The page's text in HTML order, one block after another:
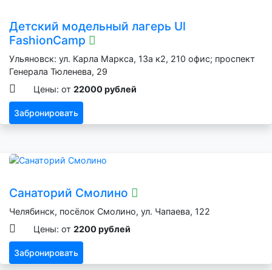
Детский модельный лагерь Ul
FashionCamp
Ульяновск: ул. Карла Маркса, 13а к2, 210 офис; проспект
Генерала Тюленева, 29
Цены: от 22000 рублей
Забронировать
Санаторий Смолино
Челябинск, посёлок Смолино, ул. Чапаева, 122
Цены: от 2200 рублей
Забронировать